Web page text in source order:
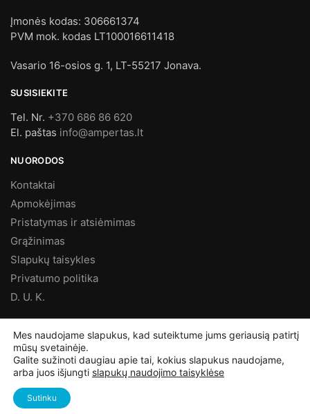
Įmonės kodas: 306661374
PVM mok. kodas LT100016611418
Vasario 16-osios g. 1, LT-55217 Jonava.
SUSISIEKITE
Tel. Nr. +370 686 86 620
El. paštas info@ampertas.lt
NUORODOS
Kontaktai
Apmokėjimas
Pristatymas ir atsiėmimas
Grąžinimas
Slapukų taisykles
Privatumo politika
D. U. K.
©Ampertas.lt2025, Visos teisės saugomos
Mes naudojame slapukus, kad suteiktume jums geriausią patirtį
mūsų svetainėje.
Galite sužinoti daugiau apie tai, kokius slapukus naudojame,
arba juos išjungti slapukų naudojimo taisyklėse
Sutinku